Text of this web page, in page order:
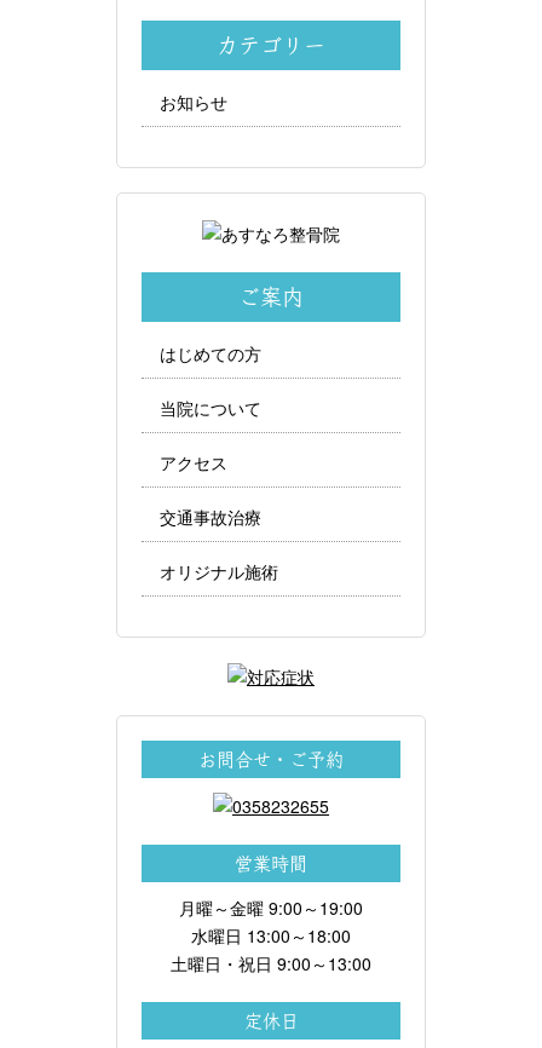
カテゴリー
お知らせ
ご案内
はじめての方
当院について
アクセス
交通事故治療
オリジナル施術
お問合せ・ご予約
営業時間
月曜～金曜 9:00～19:00
水曜日 13:00～18:00
土曜日・祝日 9:00～13:00
定休日